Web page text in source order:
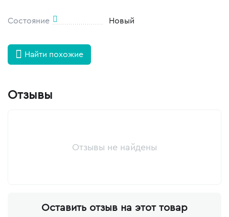
Состояние Новый
Найти похожие
Отзывы
Отзывы не найдены
Оставить отзыв на этот товар